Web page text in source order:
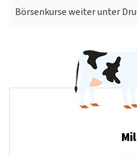
Börsenkurse weiter unter